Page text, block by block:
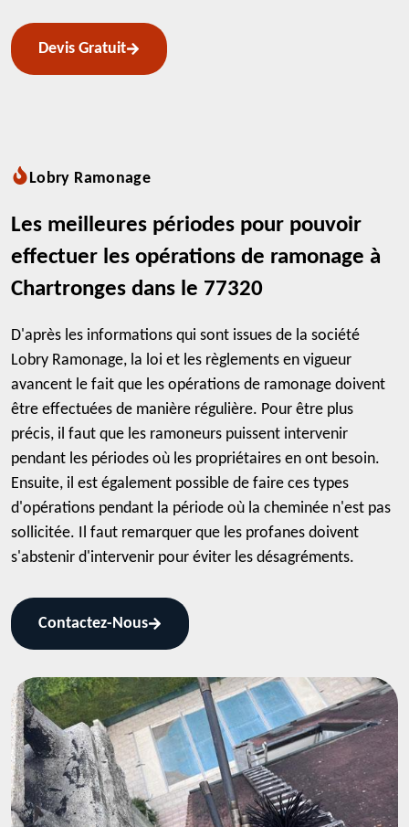
Devis Gratuit
Lobry Ramonage
Les meilleures périodes pour pouvoir
effectuer les opérations de ramonage à
Chartronges dans le 77320
D'après les informations qui sont issues de la société
Lobry Ramonage, la loi et les règlements en vigueur
avancent le fait que les opérations de ramonage doivent
être effectuées de manière régulière. Pour être plus
précis, il faut que les ramoneurs puissent intervenir
pendant les périodes où les propriétaires en ont besoin.
Ensuite, il est également possible de faire ces types
d'opérations pendant la période où la cheminée n'est pas
sollicitée. Il faut remarquer que les profanes doivent
s'abstenir d'intervenir pour éviter les désagréments.
Contactez-Nous